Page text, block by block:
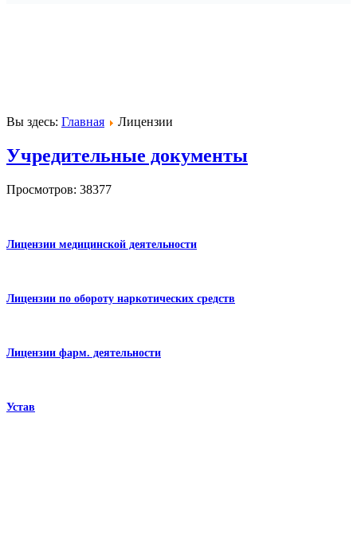
Вы здесь: Главная Лицензии
Учредительные документы
Просмотров: 38377
Лицензии медицинской деятельности
Лицензии по обороту наркотических средств
Лицензии фарм. деятельности
Устав